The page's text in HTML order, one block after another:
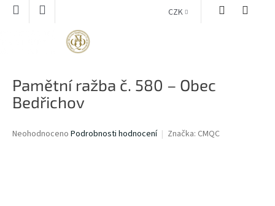
Přejít
CZK
Pamětní ražba č. 580 – Obec
Bedřichov
Průměrné
Neohodnoceno Podrobnosti hodnocení Značka: CMQC